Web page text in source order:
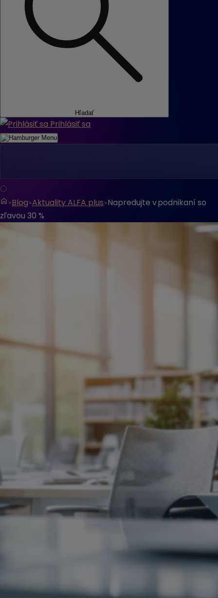
Hľadať
Prihlásiť sa
Menu
Blog Aktuality ALFA plus Napredujte v podnikaní so
zľavou 30 %